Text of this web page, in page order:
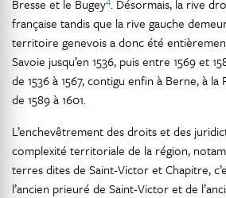
Bresse et le Bugey . Désormais, la rive
française tandis que la rive gauche
territoire genevois a donc été
Savoie jusqu’en 1536, puis entre 1569 et
de 1536 à 1567, contigu enfin à Berne, à la
de 1589 à 1601.
L’enchevêtrement des droits et des
complexité territoriale de la région,
terres dites de Saint-Victor et Chapitre,
l’ancien prieuré de Saint-Victor et de